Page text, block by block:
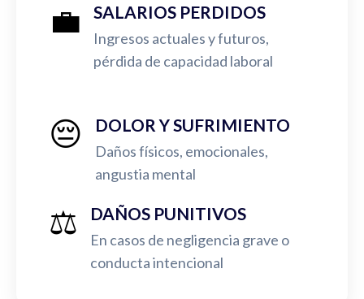
💼 SALARIOS PERDIDOS
Ingresos actuales y futuros,
pérdida de capacidad laboral
😔 DOLOR Y SUFRIMIENTO
Daños físicos, emocionales,
angustia mental
⚖️ DAÑOS PUNITIVOS
En casos de negligencia grave o
conducta intencional